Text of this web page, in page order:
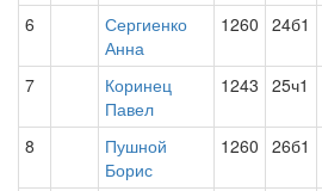
6
Сергиенко
Анна
1260 24б1
7
Коринец
Павел
1243 25ч1
8
Пушной
Борис
1260 26б1